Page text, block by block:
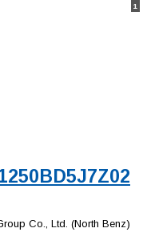
1
Co., Ltd. (North Benz)